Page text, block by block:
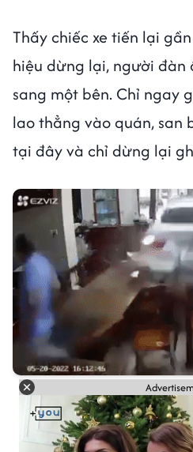
Thấy chiếc xe tiến lại
hiệu dừng lại, người đàn
sang một bên. Chỉ ngay
lao thẳng vào quán, san
tại đây và chỉ dừng lại